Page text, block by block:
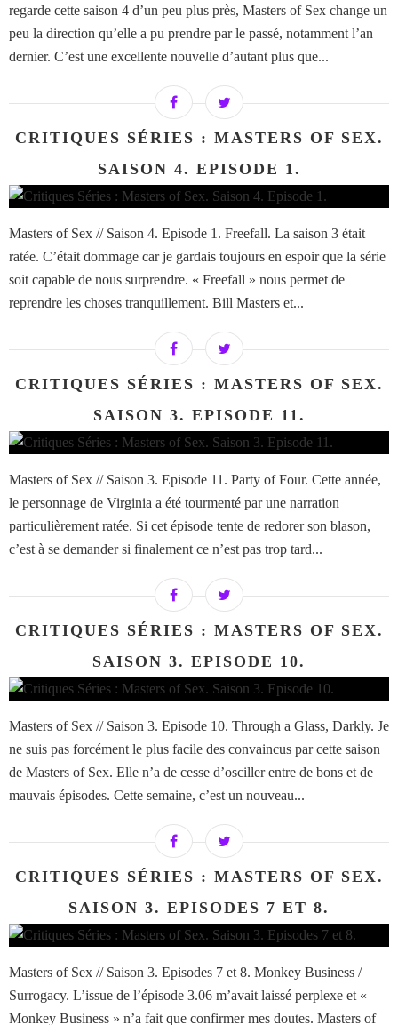
regarde cette saison 4 d’un peu plus près, Masters of Sex change un
peu la direction qu’elle a pu prendre par le passé, notamment l’an
dernier. C’est une excellente nouvelle d’autant plus que...
CRITIQUES SÉRIES : MASTERS OF SEX.
SAISON 4. EPISODE 1.
Masters of Sex // Saison 4. Episode 1. Freefall. La saison 3 était
ratée. C’était dommage car je gardais toujours en espoir que la série
soit capable de nous surprendre. « Freefall » nous permet de
reprendre les choses tranquillement. Bill Masters et...
CRITIQUES SÉRIES : MASTERS OF SEX.
SAISON 3. EPISODE 11.
Masters of Sex // Saison 3. Episode 11. Party of Four. Cette année,
le personnage de Virginia a été tourmenté par une narration
particulièrement ratée. Si cet épisode tente de redorer son blason,
c’est à se demander si finalement ce n’est pas trop tard...
CRITIQUES SÉRIES : MASTERS OF SEX.
SAISON 3. EPISODE 10.
Masters of Sex // Saison 3. Episode 10. Through a Glass, Darkly. Je
ne suis pas forcément le plus facile des convaincus par cette saison
de Masters of Sex. Elle n’a de cesse d’osciller entre de bons et de
mauvais épisodes. Cette semaine, c’est un nouveau...
CRITIQUES SÉRIES : MASTERS OF SEX.
SAISON 3. EPISODES 7 ET 8.
Masters of Sex // Saison 3. Episodes 7 et 8. Monkey Business /
Surrogacy. L’issue de l’épisode 3.06 m’avait laissé perplexe et «
Monkey Business » n’a fait que confirmer mes doutes. Masters of